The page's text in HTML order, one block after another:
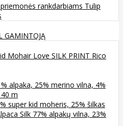
priemonės rankdarbiams Tulip
GAMINTOJĄ
Mohair Love SILK PRINT Rico
alpaka, 25% merino vilna, 4%
m
super kid moheris, 25% šilkas
Silk 77% alpakų vilna, 23%